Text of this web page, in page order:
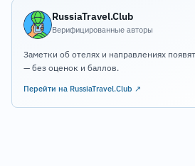
RussiaTravel.Club
Верифицированные авторы
Заметки об отелях и направлениях
— без оценок и баллов.
Перейти на RussiaTravel.Club ↗